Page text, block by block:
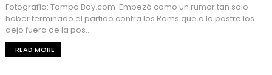
Fotografía: Tampa Bay.com Empezó como un rumor tan solo
haber terminado el partido contra los Rams que a la postre los
dejo fuera de la pos...
READ MORE